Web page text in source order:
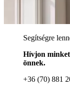
Segítségre
Hívjon minket
önnek.
+36 (70) 881